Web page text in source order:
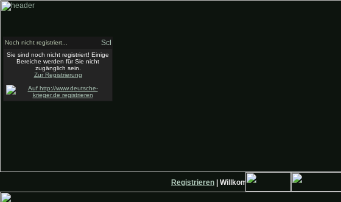
Registrieren| Willkommen auf Deutsche-Krieger.de
Noch nicht registriert...
Sie sind noch nicht registriert! Einige
Bereiche werden für Sie nicht
zugänglich sein.
Zur Registrierung